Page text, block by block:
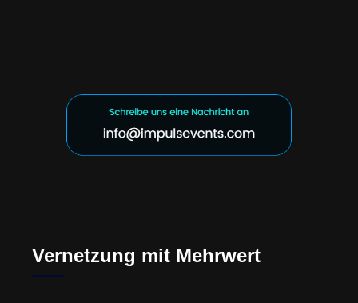
Vernetzung mit Mehrwert